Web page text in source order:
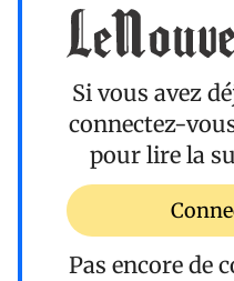
Si vous avez
connectez-
pour lire la
Pas encore de